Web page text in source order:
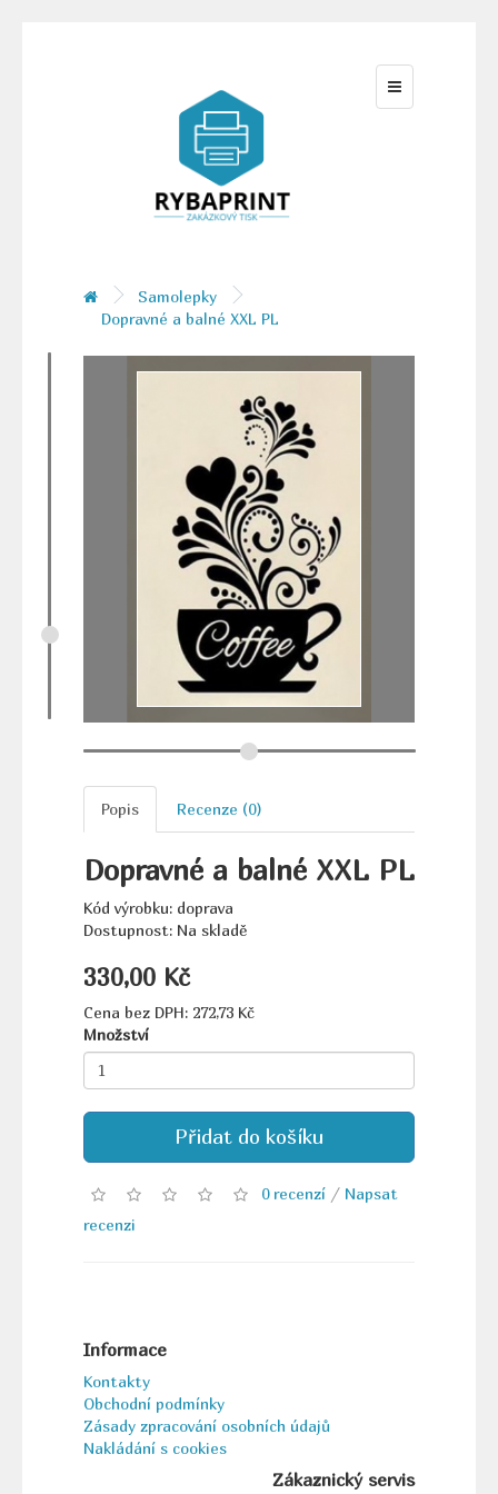
Samolepky
Dopravné a balné XXL PL
Popis Recenze (0)
Dopravné a balné XXL PL
Kód výrobku: doprava
Dostupnost: Na skladě
330,00 Kč
Cena bez DPH: 272,73 Kč
Množství
Přidat do košíku
0 recenzí/ Napsat
recenzi
Informace
Kontakty
Obchodní podmínky
Zásady zpracování osobních údajů
Nakládání s cookies
Zákaznický servis